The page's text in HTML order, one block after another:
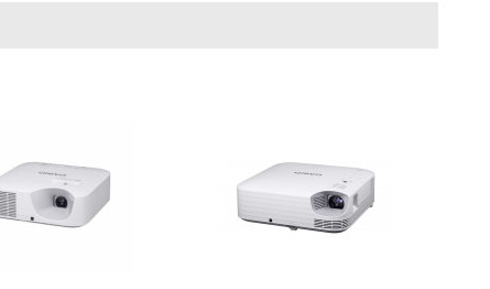
林、天然林保護、間伐＞、認証品の